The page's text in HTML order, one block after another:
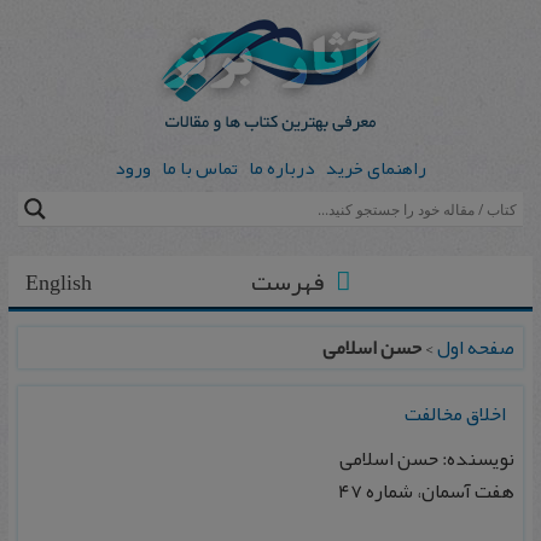
راهنمای خرید درباره ما تماس با ما ورود
English فهرست
صفحه اول>حسن اسلامی
اخلاق مخالفت
نویسنده: حسن اسلامی
هفت آسمان، شماره ۴۷